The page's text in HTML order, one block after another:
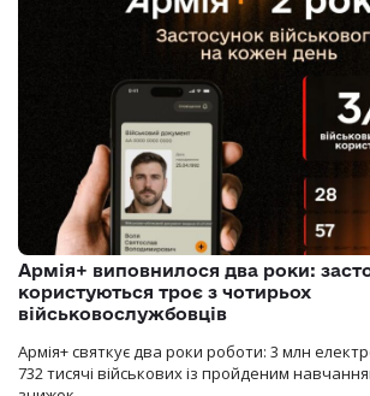
Армія+ виповнилося два роки:
користуються троє з чотирьох
військовослужбовців
Армія+ святкує два роки роботи: 3 млн
732 тисячі військових із пройденим